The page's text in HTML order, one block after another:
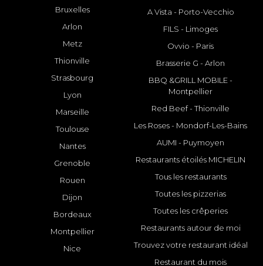
Bruxelles
Arlon
Metz
Thionville
Strasbourg
Lyon
Marseille
Toulouse
Nantes
Grenoble
Rouen
Dijon
Bordeaux
Montpellier
Nice
A Vista - Porto-Vecchio
FILS - Limoges
Ovvio - Paris
Brasserie G - Arlon
BBQ &GRILL MOBILE -
Montpellier
Red Beef - Thionville
Les Roses - Mondorf-Les-Bains
AUMI - Puymoyen
Restaurants étoilés MICHELIN
Tous les restaurants
Toutes les pizzerias
Toutes les crêperies
Restaurants autour de moi
Trouvez votre restaurant idéal
Restaurant du mois